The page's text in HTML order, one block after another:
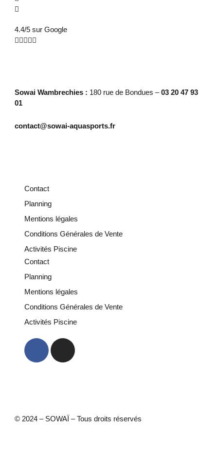
4.4/5 sur Google

Sowai Wambrechies : 180 rue de Bondues –03 20 47 93
01
contact@sowai-aquasports.fr
Contact
Planning
Mentions légales
Conditions Générales de Vente
Activités Piscine
Contact
Planning
Mentions légales
Conditions Générales de Vente
Activités Piscine
© 2024 – SOWAÏ – Tous droits réservés